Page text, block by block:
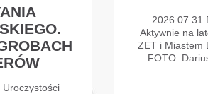
2026.07.31
Aktywnie na
ZET i Miastem
FOTO: